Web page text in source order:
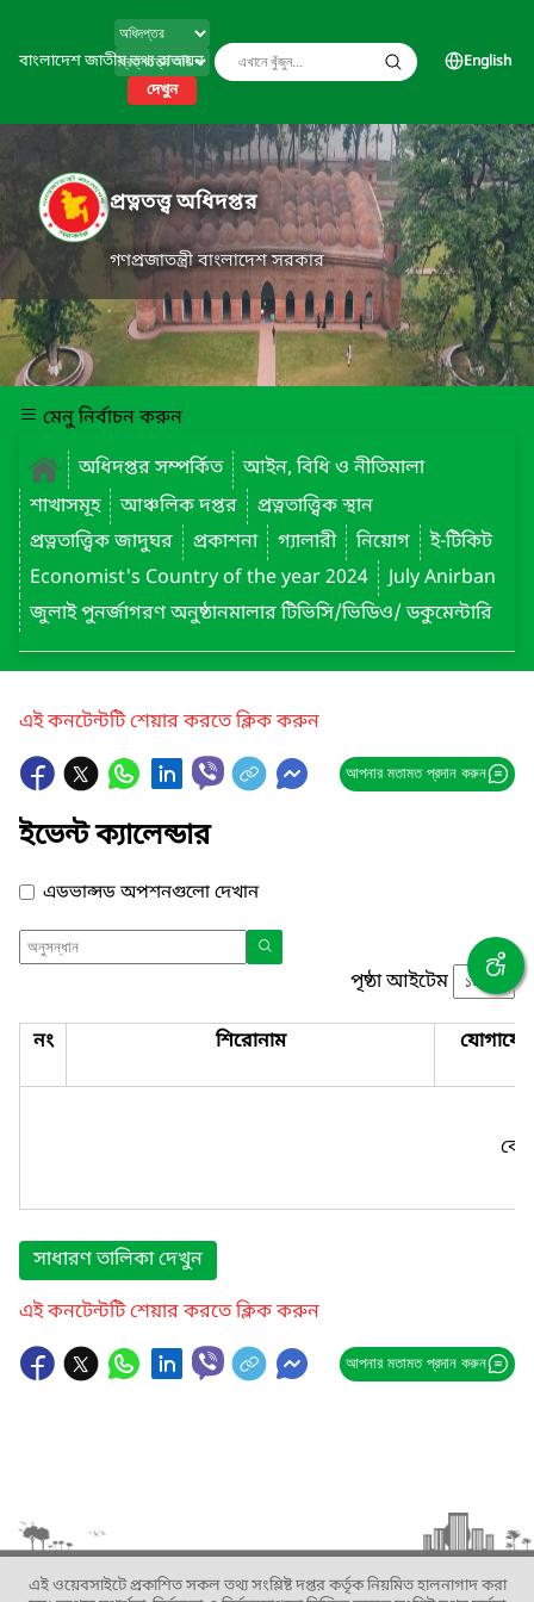
বাংলাদেশ জাতীয় তথ্য বাতায়ন
দেখুন
English
প্রত্নতত্ত্ব অধিদপ্তর
গণপ্রজাতন্ত্রী বাংলাদেশ সরকার
মেনু নির্বাচন করুন
অধিদপ্তর সম্পর্কিত
আইন, বিধি ও নীতিমালা
শাখাসমূহ
আঞ্চলিক দপ্তর
প্রত্নতাত্ত্বিক স্থান
প্রত্নতাত্ত্বিক জাদুঘর
প্রকাশনা গ্যালারী নিয়োগ
ই-টিকিট
Economist's Country of the year 2024
July Anirban
জুলাই পুনর্জাগরণ অনুষ্ঠানমালার টিভিসি/ভিডিও/ ডকুমেন্টারি
এই কনটেন্টটি শেয়ার করতে ক্লিক করুন
আপনার মতামত প্রদান করুন
ইভেন্ট ক্যালেন্ডার
এডভান্সড অপশনগুলো দেখান
পৃষ্ঠা আইটেম
নং শিরোনাম
সাধারণ তালিকা দেখুন
এই কনটেন্টটি শেয়ার করতে ক্লিক করুন
আপনার মতামত প্রদান করুন
এই ওয়েবসাইটে প্রকাশিত সকল তথ্য সংশ্লিষ্ট দপ্তর কর্তৃক নিয়মিত হালনাগাদ করা